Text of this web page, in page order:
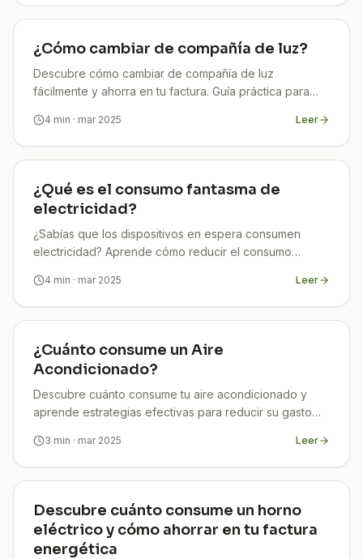
¿Cómo cambiar de compañía de luz?
Descubre cómo cambiar de compañía de luz
fácilmente y ahorra en tu factura. Guía práctica para
4 min · mar 2025 Leer
¿Qué es el consumo fantasma de
electricidad?
¿Sabías que los dispositivos en espera consumen
electricidad? Aprende cómo reducir el consumo
4 min · mar 2025 Leer
¿Cuánto consume un Aire
Acondicionado?
Descubre cuánto consume tu aire acondicionado y
aprende estrategias efectivas para reducir su gasto
3 min · mar 2025 Leer
Descubre cuánto consume un horno
eléctrico y cómo ahorrar en tu factura
energética